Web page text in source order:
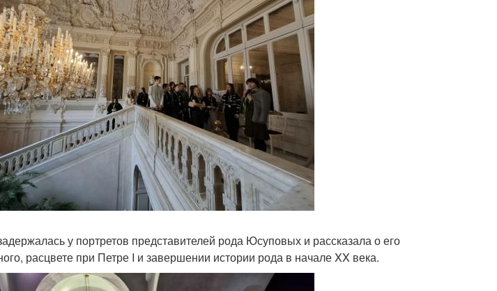
у портретов представителей рода Юсуповых и рассказала о его
расцвете при Петре I и завершении истории рода в начале XX века.